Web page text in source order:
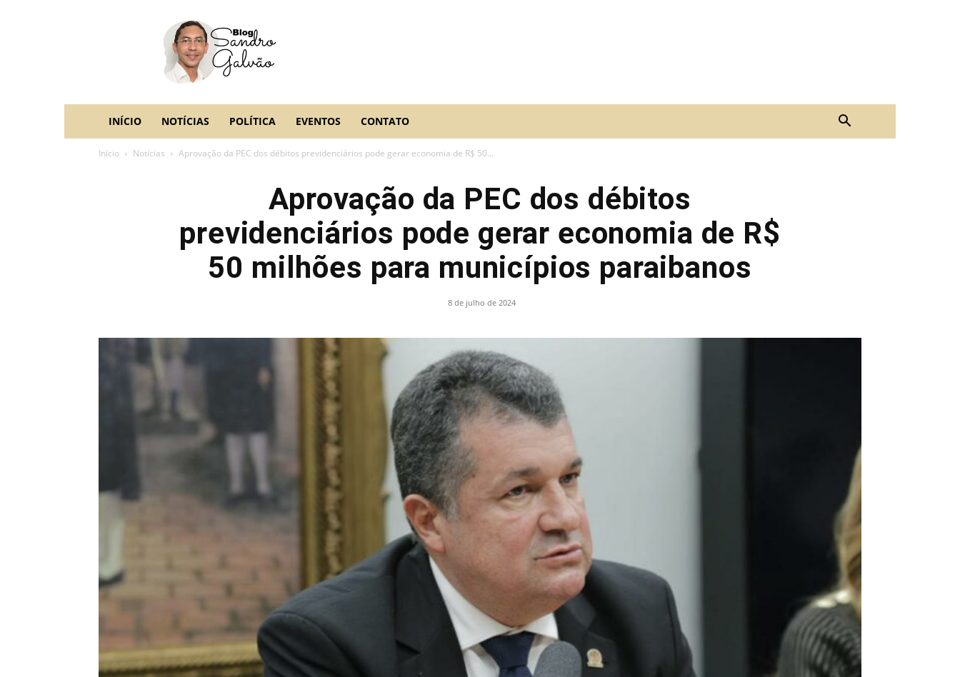
Sandro
Galvão
INÍCIO NOTÍCIAS POLÍTICA EVENTOS CONTATO
Início Notícias Aprovação da PEC dos débitos previdenciários pode gerar economia de R$ 50...
Aprovação da PEC dos débitos
previdenciários pode gerar economia de R$
50 milhões para municípios paraibanos
8 de julho de 2024